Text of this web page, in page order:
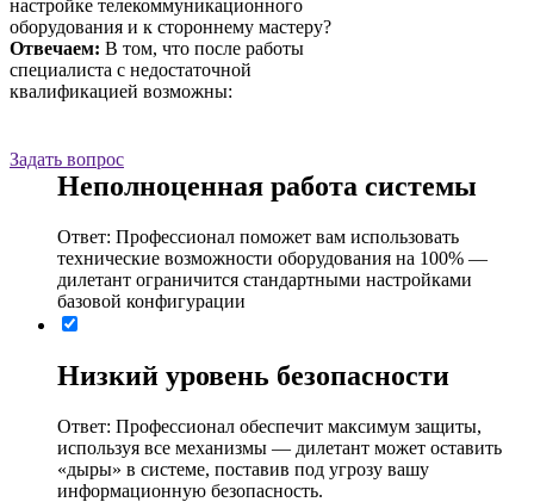
настройке телекоммуникационного
оборудования и к стороннему мастеру?
Отвечаем: В том, что после работы
специалиста с недостаточной
квалификацией возможны:
Задать вопрос
Неполноценная работа системы
Ответ: Профессионал поможет вам использовать
технические возможности оборудования на 100% ―
дилетант ограничится стандартными настройками
базовой конфигурации
Низкий уровень безопасности
Ответ: Профессионал обеспечит максимум защиты,
используя все механизмы ― дилетант может оставить
«дыры» в системе, поставив под угрозу вашу
информационную безопасность.